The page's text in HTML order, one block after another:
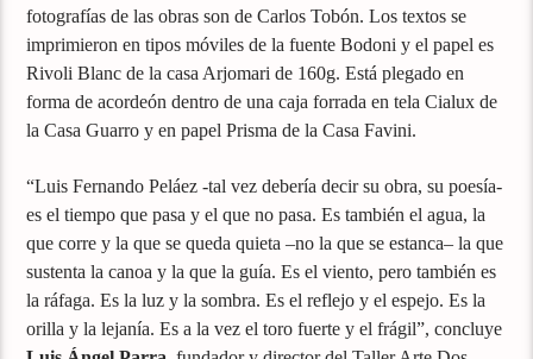
fotografías de las obras son de Carlos Tobón. Los textos se
imprimieron en tipos móviles de la fuente Bodoni y el papel es
Rivoli Blanc de la casa Arjomari de 160g. Está plegado en
forma de acordeón dentro de una caja forrada en tela Cialux de
la Casa Guarro y en papel Prisma de la Casa Favini.
“Luis Fernando Peláez -tal vez debería decir su obra, su poesía-
es el tiempo que pasa y el que no pasa. Es también el agua, la
que corre y la que se queda quieta –no la que se estanca– la que
sustenta la canoa y la que la guía. Es el viento, pero también es
la ráfaga. Es la luz y la sombra. Es el reflejo y el espejo. Es la
orilla y la lejanía. Es a la vez el toro fuerte y el frágil”, concluye